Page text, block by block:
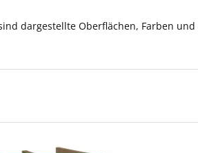
dargestellte Oberflächen, Farben